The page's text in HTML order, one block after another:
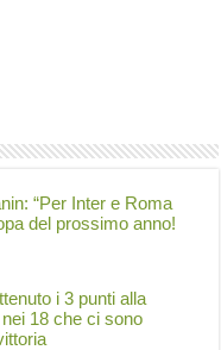
“Per Inter e Roma
del prossimo anno!
i 3 punti alla
18 che ci sono